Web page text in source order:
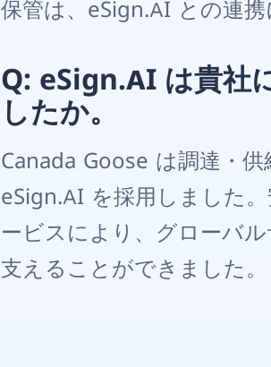
保管は、eSign.AI との連
Q: eSign.AI は貴社
したか。
Canada Goose は調達・
eSign.AI を採用しました
ービスにより、グローバ
支えることができました。